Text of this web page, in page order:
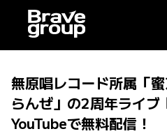
無原唱レコード所属「
らんぜ」の2周年ライ
YouTubeで無料配信！